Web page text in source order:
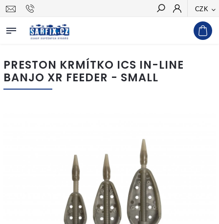
CZK
Hledat
PRESTON KRMÍTKO ICS IN-LINE
BANJO XR FEEDER - SMALL